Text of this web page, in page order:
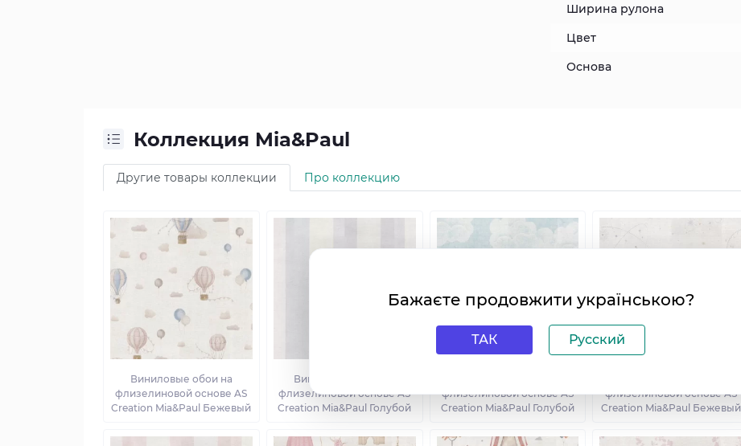
Ширина рулона
Цвет
Основа
Коллекция Mia&Paul
Другие товары коллекции Про коллекцию
Виниловые обои на
флизелиновой основе AS
Creation Mia&Paul Бежевый
Виниловые обои на
флизелиновой основе AS
Creation Mia&Paul Голубой
флизелиновой основе AS
Creation Mia&Paul Голубой
флизелиновой основе AS
Creation Mia&Paul Бежевый
Бажаєте продовжити українською?
ТАК Русский